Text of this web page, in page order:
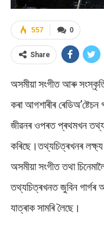
0
557
Share
অসমীয়া সংগীত আৰু
কৰা আগশাৰীৰ
জীৱনৰ ওপৰত প্ৰথমখন
কৰিছে।তথ্যচিত্ৰখনৰ
অসমীয়া সংগীত তথা
তথ্যচিত্ৰখনত জুবিন গাৰ্গৰ
যাত্ৰাক সামৰি লৈছে।